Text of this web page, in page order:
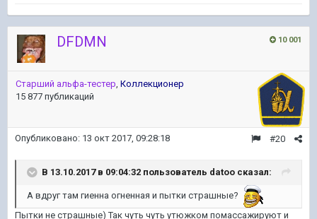
10 001
DFDMN
Старший альфа-тестер, Коллекционер
15 877 публикаций
#20
Опубликовано: 13 окт 2017, 09:28:18
В 13.10.2017 в 09:04:32 пользователь datoo сказал:
А вдруг там гиенна огненная и пытки страшные?
Пытки не страшные) Так чуть чуть утюжком помассажируют и